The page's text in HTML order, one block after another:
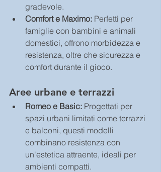
gradevole.
Comfort e Maximo: Perfetti per
famiglie con bambini e animali
domestici, offrono morbidezza e
resistenza, oltre che sicurezza e
comfort durante il gioco.
Aree urbane e terrazzi
Romeo e Basic: Progettati per
spazi urbani limitati come terrazzi
e balconi, questi modelli
combinano resistenza con
un'estetica attraente, ideali per
ambienti compatti.